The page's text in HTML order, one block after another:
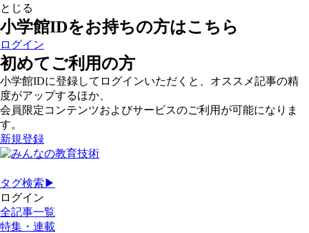
とじる
小学館IDをお持ちの方はこちら
ログイン
初めてご利用の方
小学館IDに登録してログインいただくと、オススメ記事の精
度がアップするほか、
会員限定コンテンツおよびサービスのご利用が可能になりま
す。
新規登録
タグ検索▶
ログイン
全記事一覧
特集・連載